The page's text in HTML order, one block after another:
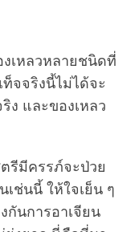
เหลวหลายชนิดที่
ท็จจริงนี้ไม่ได้จะ
ง และของเหลว
รีมีครรภ์จะป่วย
เช่นนี้ ให้ใจเย็น ๆ
กันการอาเจียน